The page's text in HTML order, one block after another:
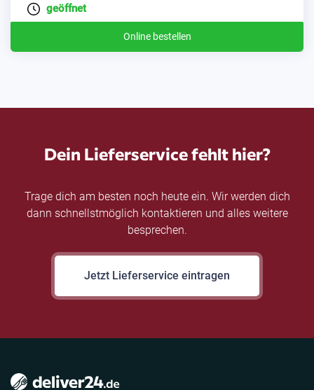
geöffnet
Online bestellen
Dein Lieferservice fehlt hier?
Trage dich am besten noch heute ein. Wir werden dich
dann schnellstmöglich kontaktieren und alles weitere
besprechen.
Jetzt Lieferservice eintragen